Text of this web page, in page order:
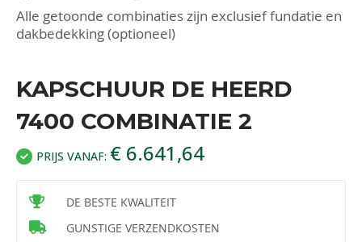
Alle getoonde combinaties zijn exclusief fundatie en
dakbedekking (optioneel)
KAPSCHUUR DE HEERD
7400 COMBINATIE 2
PRIJS VANAF: € 6.641,64
DE BESTE KWALITEIT
GUNSTIGE VERZENDKOSTEN